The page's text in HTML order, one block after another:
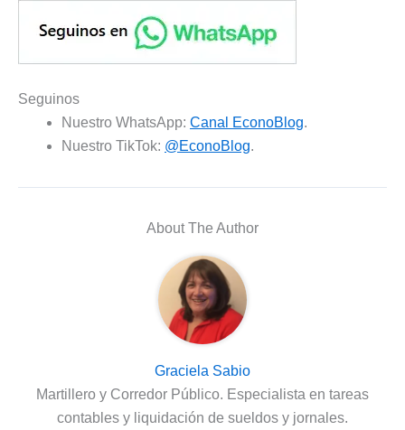
Seguinos
Nuestro WhatsApp: Canal EconoBlog.
Nuestro TikTok: @EconoBlog.
About The Author
Graciela Sabio
Martillero y Corredor Público. Especialista en tareas
contables y liquidación de sueldos y jornales.